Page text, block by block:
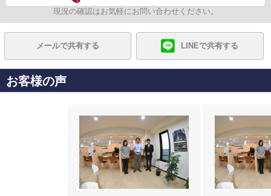
現況の確認はお気軽にお問い合わせください。
メールで共有する LINEで共有する
お客様の声